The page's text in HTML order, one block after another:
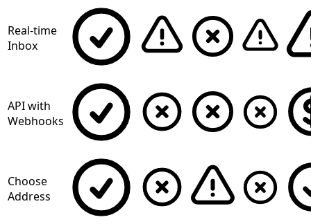
Real-time
Inbox
API with
Webhooks
Choose
Address